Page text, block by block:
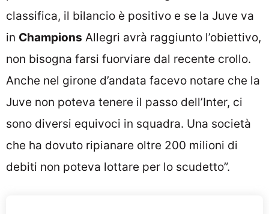
classifica, il bilancio è positivo e se la Juve va
in Champions Allegri avrà raggiunto l’obiettivo,
non bisogna farsi fuorviare dal recente crollo.
Anche nel girone d’andata facevo notare che la
Juve non poteva tenere il passo dell’Inter, ci
sono diversi equivoci in squadra. Una società
che ha dovuto ripianare oltre 200 milioni di
debiti non poteva lottare per lo scudetto”.